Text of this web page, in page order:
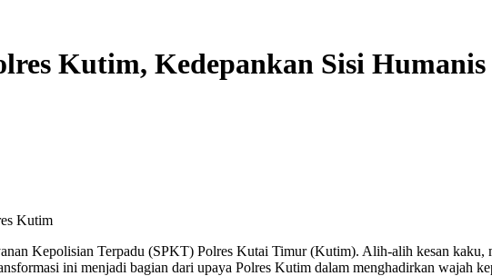
Kutim, Kedepankan Sisi
Kutim
Kepolisian Terpadu (SPKT) Polres Kutai Timur (Kutim). Alih-alih kesan kaku,
ini menjadi bagian dari upaya Polres Kutim dalam menghadirkan wajah